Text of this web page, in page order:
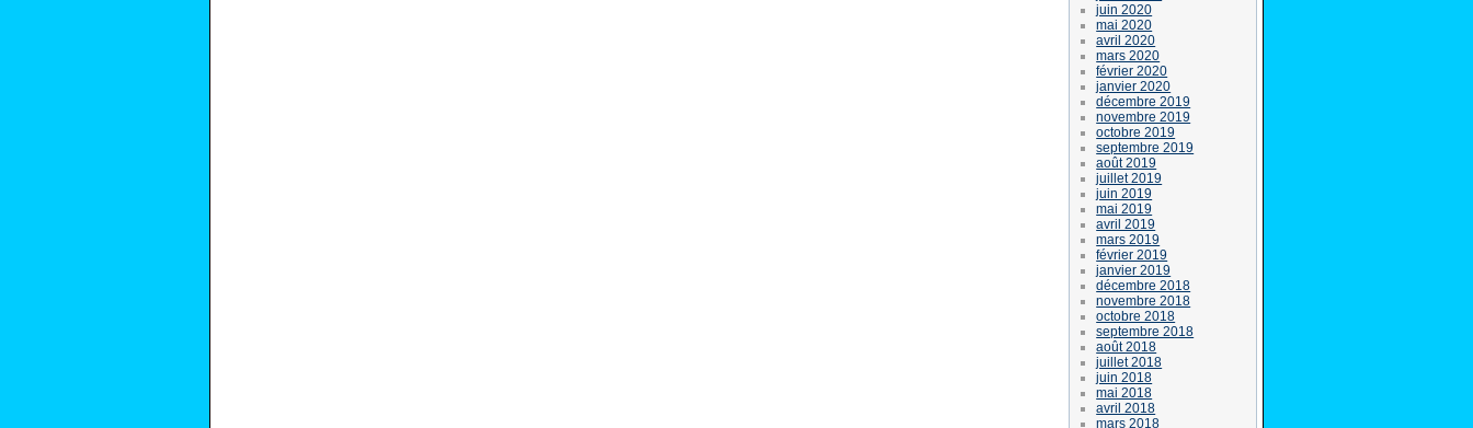
juin 2020
mai 2020
avril 2020
mars 2020
février 2020
janvier 2020
décembre 2019
novembre 2019
octobre 2019
septembre 2019
août 2019
juillet 2019
juin 2019
mai 2019
avril 2019
mars 2019
février 2019
janvier 2019
décembre 2018
novembre 2018
octobre 2018
septembre 2018
août 2018
juillet 2018
juin 2018
mai 2018
avril 2018
mars 2018